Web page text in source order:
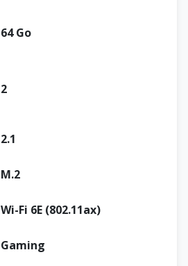
64 Go
2
2.1
M.2
Wi-Fi 6E (802.11ax)
Gaming